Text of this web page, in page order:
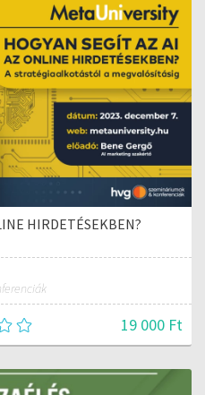
HIRDETÉSEKBEN?
19 000 Ft